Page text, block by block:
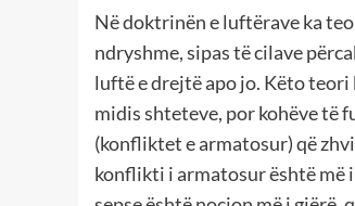
Në doktrinën e luftërave ka
ndryshme, sipas të cilave
luftë e drejtë apo jo. Këto
midis shteteve, por kohëve të
(konfliktet e armatosur) që
konflikti i armatosur është më